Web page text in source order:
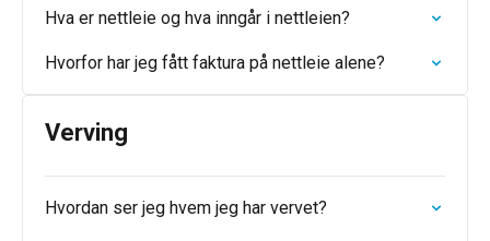
Hva er nettleie og hva inngår i nettleien?
Hvorfor har jeg fått faktura på nettleie alene?
Verving
Hvordan ser jeg hvem jeg har vervet?